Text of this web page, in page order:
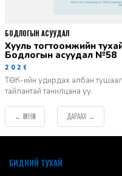
Хууль тогтоомжийн тухай хуулийн хэрэгжилт -
Бодлогын асуудал №58
2026-06-02
ТӨК-ийн удирдах албан
тайлантай танилцана уу.
БОДЛОГЫН АСУУДАЛ
← ӨМНӨХ ДАРААХ →
БИДНИЙ ТУХАЙ